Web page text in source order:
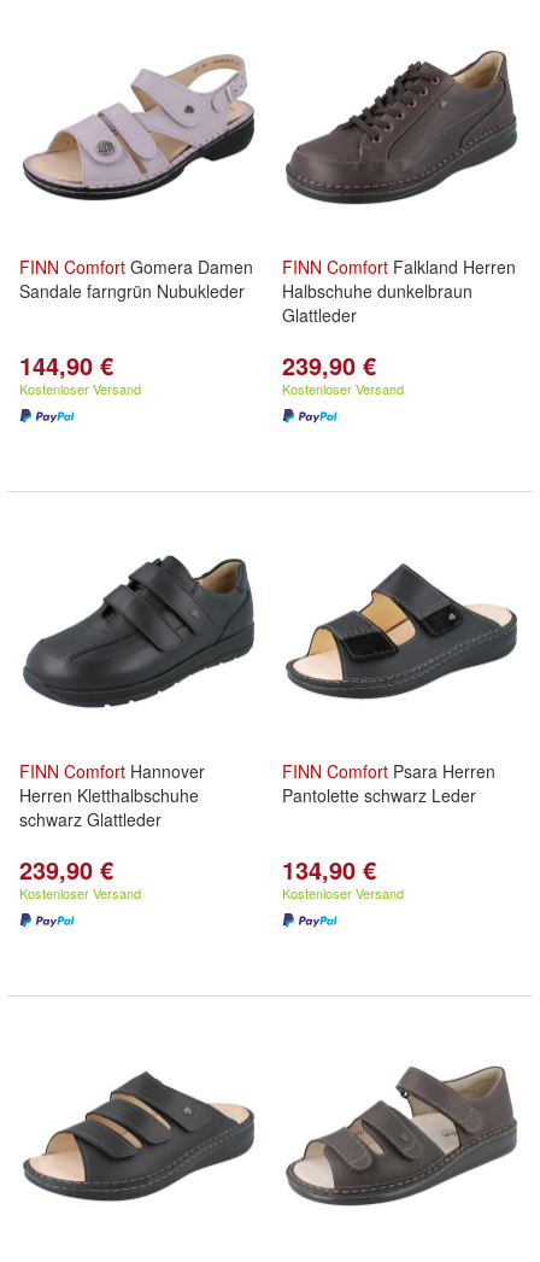
FINN Comfort Gomera Damen
Sandale farngrün Nubukleder
144,90 €
Kostenloser Versand
FINN Comfort Falkland Herren
Halbschuhe dunkelbraun
Glattleder
239,90 €
Kostenloser Versand
FINN Comfort Hannover
Herren Kletthalbschuhe
schwarz Glattleder
239,90 €
Kostenloser Versand
FINN Comfort Psara Herren
Pantolette schwarz Leder
134,90 €
Kostenloser Versand